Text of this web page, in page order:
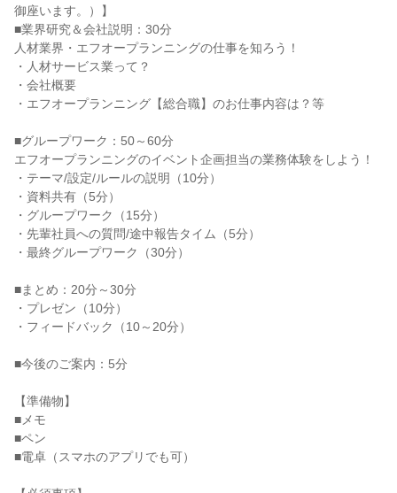
御座います。）】
■業界研究＆会社説明：30分
人材業界・エフオープランニングの仕事を知ろう！
・人材サービス業って？
・会社概要
・エフオープランニング【総合職】のお仕事内容は？等
■グループワーク：50～60分
エフオープランニングのイベント企画担当の業務体験をしよう！
・テーマ/設定/ルールの説明（10分）
・資料共有（5分）
・グループワーク（15分）
・先輩社員への質問/途中報告タイム（5分）
・最終グループワーク（30分）
■まとめ：20分～30分
・プレゼン（10分）
・フィードバック（10～20分）
■今後のご案内：5分
【準備物】
■メモ
■ペン
■電卓（スマホのアプリでも可）